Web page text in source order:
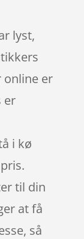
lyst,
online er
er
i kø
til din
at få
så